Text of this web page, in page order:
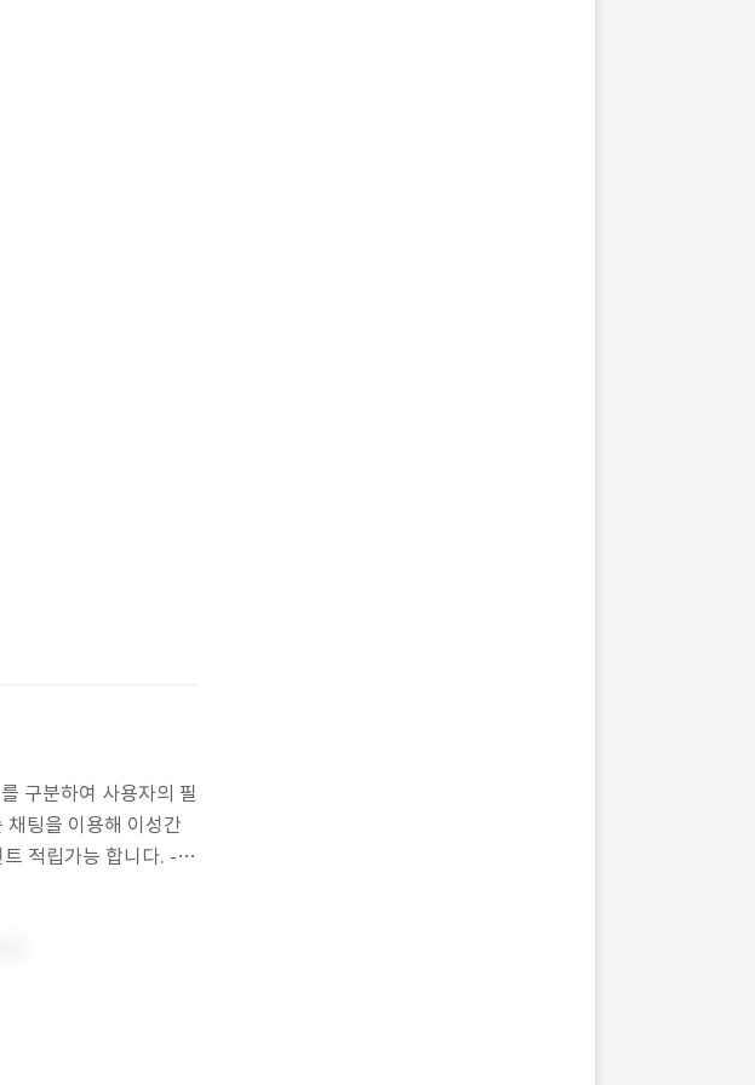
구분하여 사용자의 필
팅을 이용해 이성간
적립가능 합니다. -